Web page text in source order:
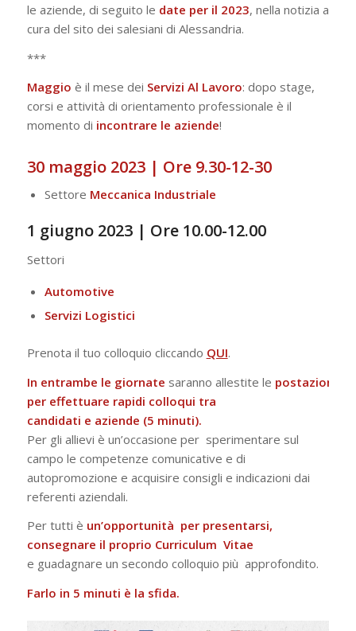
le aziende, di seguito le date per il 2023, nella notizia a
cura del sito dei salesiani di Alessandria.
***
Maggio è il mese dei Servizi Al Lavoro: dopo stage,
corsi e attività di orientamento professionale è il
momento di incontrare le aziende!
30 maggio 2023 | Ore 9.30-12-30
Settore Meccanica Industriale
1 giugno 2023 | Ore 10.00-12.00
Settori
Automotive
Servizi Logistici
Prenota il tuo colloquio cliccando QUI.
In entrambe le giornate saranno allestite le postazioni
per effettuare rapidi colloqui tra
candidati e aziende (5 minuti).
Per gli allievi è un’occasione per sperimentare sul
campo le competenze comunicative e di
autopromozione e acquisire consigli e indicazioni dai
referenti aziendali.
Per tutti è un’opportunità per presentarsi,
consegnare il proprio Curriculum Vitae
e guadagnare un secondo colloquio più approfondito.
Farlo in 5 minuti è la sfida.